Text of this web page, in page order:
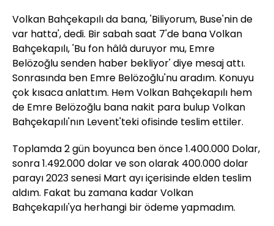
Volkan Bahçekapılı da bana, 'Biliyorum, Buse'nin de
var hatta', dedi. Bir sabah saat 7'de bana Volkan
Bahçekapılı, 'Bu fon hâlâ duruyor mu, Emre
Belözoğlu senden haber bekliyor' diye mesaj attı.
Sonrasında ben Emre Belözoğlu'nu aradım. Konuyu
çok kısaca anlattım. Hem Volkan Bahçekapılı hem
de Emre Belözoğlu bana nakit para bulup Volkan
Bahçekapılı'nın Levent'teki ofisinde teslim ettiler.
Toplamda 2 gün boyunca ben önce 1.400.000 Dolar,
sonra 1.492.000 dolar ve son olarak 400.000 dolar
parayı 2023 senesi Mart ayı içerisinde elden teslim
aldım. Fakat bu zamana kadar Volkan
Bahçekapılı'ya herhangi bir ödeme yapmadım.